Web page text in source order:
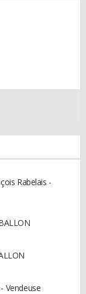
Rabelais -
Vendeuse